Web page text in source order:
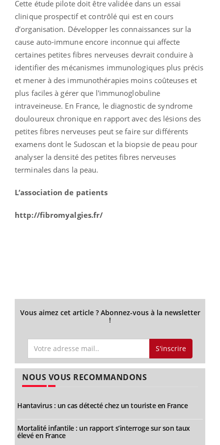
Cette étude pilote doit être validée dans un essai
clinique prospectif et contrôlé qui est en cours
d’organisation. Développer les connaissances sur la
cause auto-immune encore inconnue qui affecte
certaines petites fibres nerveuses devrait conduire à
identifier des mécanismes immunologiques plus précis
et mener à des immunothérapies moins coûteuses et
plus faciles à gérer que l'immunoglobuline
intraveineuse. En France, le diagnostic de syndrome
douloureux chronique en rapport avec des lésions des
petites fibres nerveuses peut se faire sur différents
examens dont le Sudoscan et la biopsie de peau pour
analyser la densité des petites fibres nerveuses
terminales dans la peau.
L’association de patients
http://fibromyalgies.fr/
Vous aimez cet article ? Abonnez-vous à la newsletter
!
S'inscrire
NOUS VOUS RECOMMANDONS
Hantavirus : un cas détecté chez un touriste en France
Mortalité infantile : un rapport s’interroge sur son taux
élevé en France